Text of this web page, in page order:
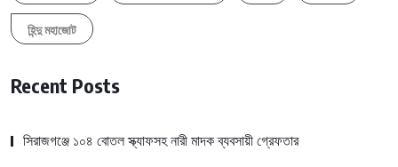
হিন্দু মহাজোট
Recent Posts
সিরাজগঞ্জে ১০৪ বোতল স্ক্যাফসহ নারী মাদক ব্যবসায়ী গ্রেফতার